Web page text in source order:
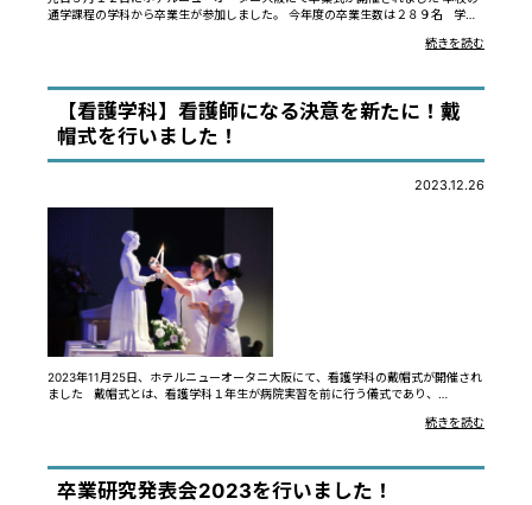
通学課程の学科から卒業生が参加しました。 今年度の卒業生数は２８９名 学…
続きを読む
【看護学科】看護師になる決意を新たに！戴
帽式を行いました！
2023.12.26
2023年11月25日、ホテルニューオータニ大阪にて、看護学科の戴帽式が開催され
ました 戴帽式とは、看護学科１年生が病院実習を前に行う儀式であり、…
続きを読む
卒業研究発表会2023を行いました！